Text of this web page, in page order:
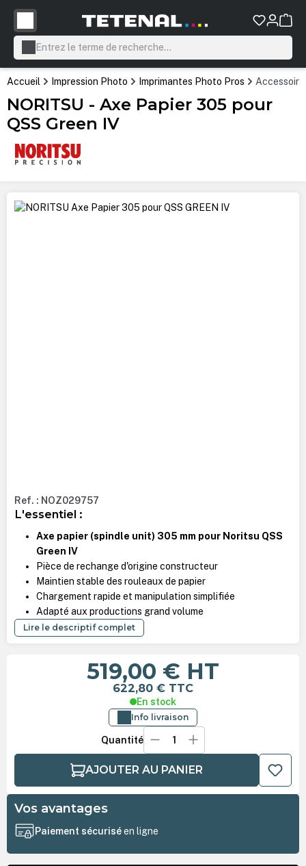
principal
Accueil Impression Photo Imprimantes Photo Pros
NORITSU - Axe Papier 305 pour
QSS Green IV
Ignorer la galerie d'images
Ref. : NOZ029757
L'essentiel :
Axe papier (spindle unit) 305 mm pour Noritsu QSS
Green IV
Pièce de rechange d'origine constructeur
Maintien stable des rouleaux de papier
Chargement rapide et manipulation simplifiée
Adapté aux productions grand volume
Lire le descriptif complet
519,00 € HT
622,80 € TTC
En stock
Info livraison
Quantité
AJOUTER AU PANIER
Vos avantages
Paiement sécuriséen ligne